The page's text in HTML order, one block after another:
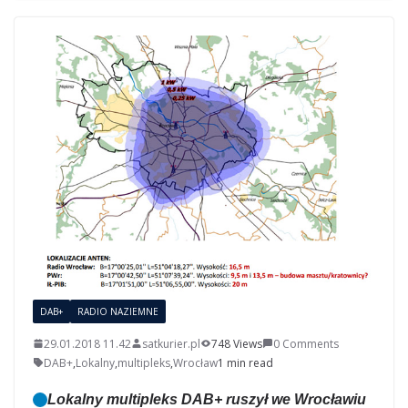
DAB+ RADIO NAZIEMNE
29.01.2018 11.42 satkurier.pl 748 Views
0 Comments
DAB+,Lokalny,multipleks,Wrocław1 min read
Lokalny multipleks DAB+ ruszył we Wrocławiu